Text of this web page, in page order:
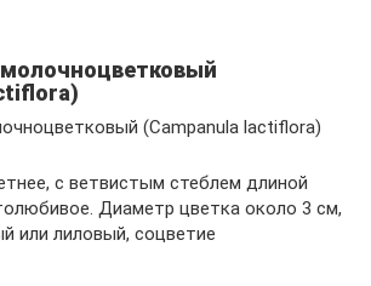
молочноцветковый
)
(Campanula lactiflora)
с ветвистым стеблем длиной
Диаметр цветка около 3 см,
или лиловый, соцветие